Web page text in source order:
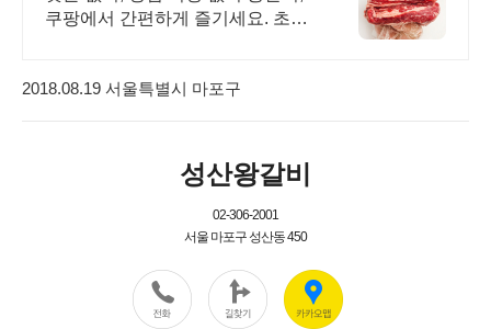
쿠팡에서 간편하게 즐기세요. 초이
2018.08.19 서울특별시 마포구